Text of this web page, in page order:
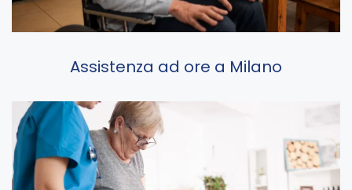
Assistenza ad ore a Milano